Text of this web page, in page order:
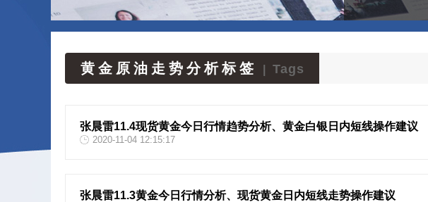
黄金原油走势分析标签 Tags
张晨雷11.4现货黄金今日行情趋势分析、黄金白银日内短线操作建议
2020-11-04 12:15:17
张晨雷11.3黄金今日行情分析、现货黄金日内短线走势操作建议